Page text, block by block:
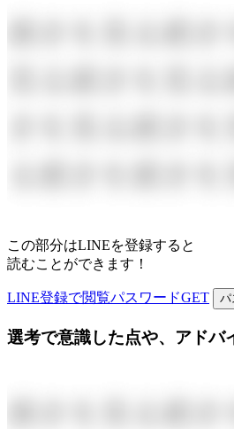
この部分はLINEを登録すると
読むことができます！
LINE登録で閲覧パスワードGET パ
選考で意識した点や、アドバ